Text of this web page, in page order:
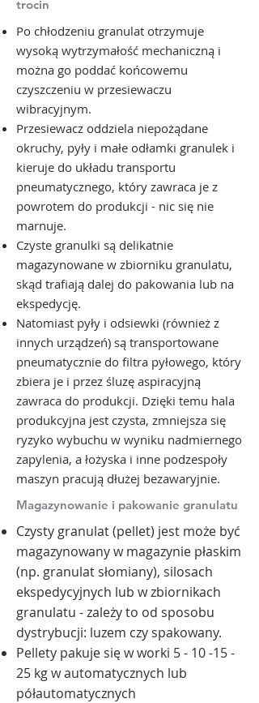
trocin
Po chłodzeniu granulat otrzymuje
wysoką wytrzymałość mechaniczną i
można go poddać końcowemu
czyszczeniu w przesiewaczu
wibracyjnym.
Przesiewacz oddziela niepożądane
okruchy, pyły i małe odłamki granulek i
kieruje do układu transportu
pneumatycznego, który zawraca je z
powrotem do produkcji - nic się nie
marnuje.
Czyste granulki są delikatnie
magazynowane w zbiorniku granulatu,
skąd trafiają dalej do pakowania lub na
ekspedycję.
Natomiast pyły i odsiewki (również z
innych urządzeń) są transportowane
pneumatycznie do filtra pyłowego, który
zbiera je i przez śluzę aspiracyjną
zawraca do produkcji. Dzięki temu hala
produkcyjna jest czysta, zmniejsza się
ryzyko wybuchu w wyniku nadmiernego
zapylenia, a łożyska i inne podzespoły
maszyn pracują dłużej bezawaryjnie.
Magazynowanie i pakowanie granulatu
​Czysty granulat (pellet) jest może być
magazynowany w magazynie płaskim
(np. granulat słomiany), silosach
ekspedycyjnych lub w zbiornikach
granulatu - zależy to od sposobu
dystrybucji: luzem czy spakowany.
Pellety pakuje się w worki 5 - 10 -15 -
25 kg w automatycznych lub
półautomatycznych